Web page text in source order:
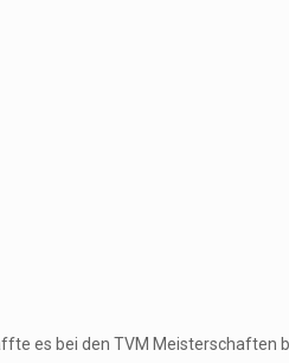
es bei den TVM Meisterschaften